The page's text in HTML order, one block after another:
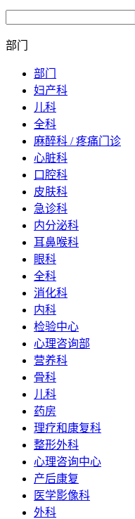
部门
部门
妇产科
儿科
全科
麻醉科 / 疼痛门诊
心脏科
口腔科
皮肤科
急诊科
内分泌科
耳鼻喉科
眼科
全科
消化科
内科
检验中心
心理咨询部
营养科
骨科
儿科
药房
理疗和康复科
整形外科
心理咨询中心
产后康复
医学影像科
外科